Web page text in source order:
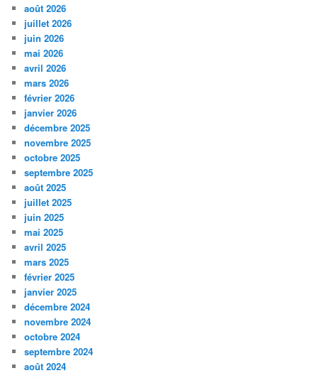
août 2026
juillet 2026
juin 2026
mai 2026
avril 2026
mars 2026
février 2026
janvier 2026
décembre 2025
novembre 2025
octobre 2025
septembre 2025
août 2025
juillet 2025
juin 2025
mai 2025
avril 2025
mars 2025
février 2025
janvier 2025
décembre 2024
novembre 2024
octobre 2024
septembre 2024
août 2024